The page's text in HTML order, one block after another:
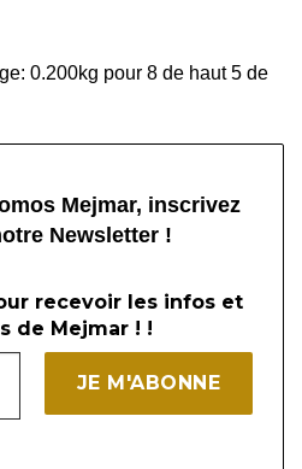
0.200kg pour 8 de haut 5 de
Mejmar, inscrivez
Newsletter !
recevoir les infos et
de Mejmar ! !